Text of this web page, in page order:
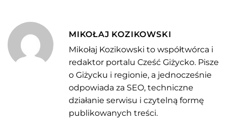
MIKOŁAJ KOZIKOWSKI
Mikołaj Kozikowski to współtwórca i
redaktor portalu Cześć Giżycko. Pisze
o Giżycku i regionie, a jednocześnie
odpowiada za SEO, techniczne
działanie serwisu i czytelną formę
publikowanych treści.